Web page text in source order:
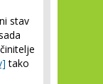
stav
tako